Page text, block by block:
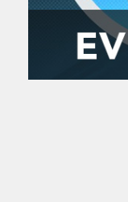
MTC - Moto Tour
Zanimljivost
Najave i noviteti